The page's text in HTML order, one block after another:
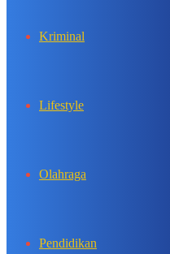
Kriminal
Lifestyle
Olahraga
Pendidikan